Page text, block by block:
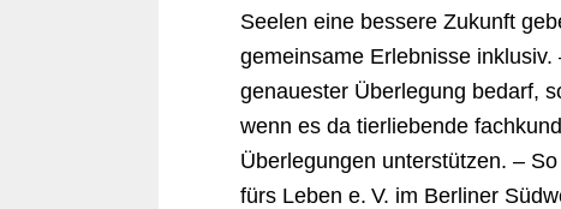
Seelen eine bessere Zukunft
gemeinsame Erlebnisse
genauester Überlegung bedarf,
wenn es da tierliebende
Überlegungen unterstützen. –
fürs Leben e. V. im Berliner